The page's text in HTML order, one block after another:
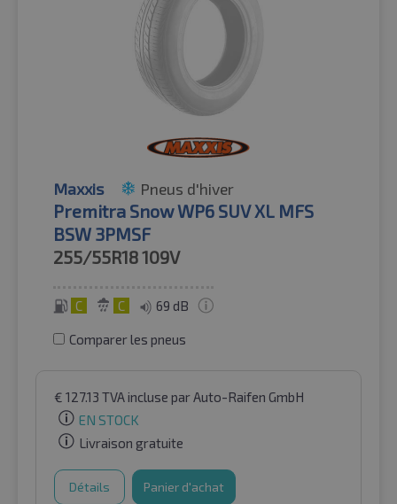
Maxxis Pneus d'hiver
Premitra Snow WP6 SUV XL MFS
BSW 3PMSF
255/55R18109V
C C 69 dB
Comparer les pneus
€ 127.13 TVA incluse par Auto-Raifen GmbH
EN STOCK
Livraison gratuite
Détails Panier d'achat